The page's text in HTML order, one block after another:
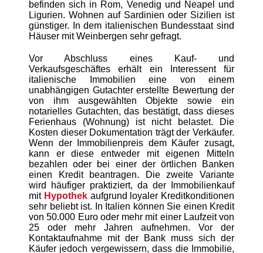
befinden sich in Rom, Venedig und Neapel und
Ligurien. Wohnen auf Sardinien oder Sizilien ist
günstiger. In dem italienischen Bundesstaat sind
Häuser mit Weinbergen sehr gefragt.
Vor Abschluss eines Kauf- und
Verkaufsgeschäftes erhält ein Interessent für
italienische Immobilien eine von einem
unabhängigen Gutachter erstellte Bewertung der
von ihm ausgewählten Objekte sowie ein
notarielles Gutachten, das bestätigt, dass dieses
Ferienhaus (Wohnung) ist nicht belastet. Die
Kosten dieser Dokumentation trägt der Verkäufer.
Wenn der Immobilienpreis dem Käufer zusagt,
kann er diese entweder mit eigenen Mitteln
bezahlen oder bei einer der örtlichen Banken
einen
Kreditbeantragen. Die zweite Variante
wird häufiger praktiziert, da der Immobilienkauf
mit Hypothekaufgrund loyaler Kreditkonditionen
sehr beliebt ist. In Italien können Sie einen Kredit
von 50.000 Euro oder mehr mit einer Laufzeit von
25 oder mehr Jahren aufnehmen. Vor der
Kontaktaufnahme mit der Bank muss sich der
Käufer jedoch vergewissern, dass die Immobilie,